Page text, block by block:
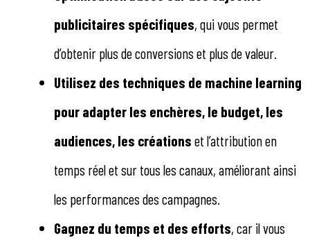
publicitaires spécifiques, qui vous permet
d’obtenir plus de conversions et plus de valeur.
Utilisez des techniques de machine learning
pour adapter les enchères, le budget, les
audiences, les créations et l’attribution en
temps réel et sur tous les canaux, améliorant ainsi
les performances des campagnes.
Gagnez du temps et des efforts, car il vous